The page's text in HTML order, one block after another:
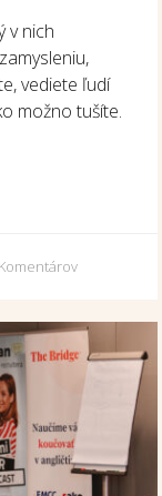
v nich
vediete ľudí
možno tušíte.
Komentárov